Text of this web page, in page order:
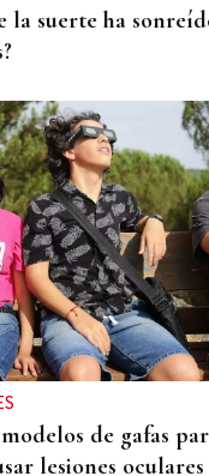
la suerte ha
de gafas
lesiones oculares